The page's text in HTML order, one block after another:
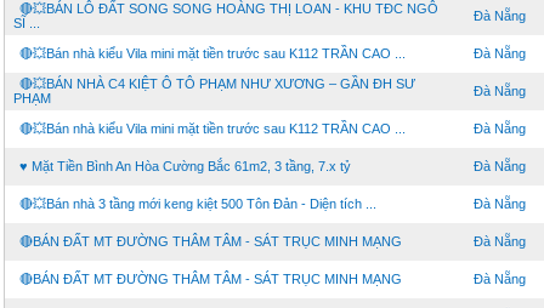
🔴💥BÁN LÔ ĐẤT SONG SONG HOÀNG THỊ LOAN - KHU TĐC NGÔ
SĨ ...
Đà Nẵng
🔴💥Bán nhà kiểu Vila mini mặt tiền trước sau K112 TRẦN CAO ... Đà Nẵng
🔴💥BÁN NHÀ C4 KIỆT Ô TÔ PHẠM NHƯ XƯƠNG – GẦN ĐH SƯ
PHẠM
Đà Nẵng
🔴💥Bán nhà kiểu Vila mini mặt tiền trước sau K112 TRẦN CAO ... Đà Nẵng
♥ Mặt Tiền Bình An Hòa Cường Bắc 61m2, 3 tầng, 7.x tỷ Đà Nẵng
🔴💥Bán nhà 3 tầng mới keng kiệt 500 Tôn Đản - Diện tích ... Đà Nẵng
🔴BÁN ĐẤT MT ĐƯỜNG THÂM TÂM - SÁT TRỤC MINH MẠNG Đà Nẵng
🔴BÁN ĐẤT MT ĐƯỜNG THÂM TÂM - SÁT TRỤC MINH MẠNG Đà Nẵng